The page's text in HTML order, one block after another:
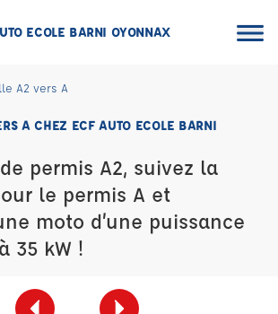
ECOLE BARNI OYONNAX
A2 vers A
A CHEZ ECF AUTO ECOLE BARNI
permis A2, suivez la
le permis A et
moto d’une puissance
35 kW !